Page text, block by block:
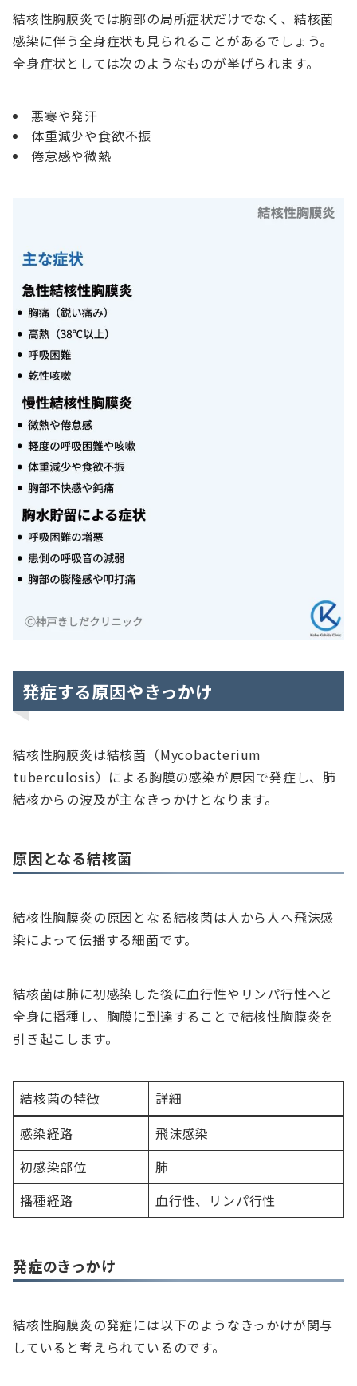
結核性胸膜炎では胸部の局所症状だけでなく、結核菌
感染に伴う全身症状も見られることがあるでしょう。
全身症状としては次のようなものが挙げられます。
悪寒や発汗
体重減少や食欲不振
倦怠感や微熱
発症する原因やきっかけ
結核性胸膜炎は結核菌（Mycobacterium
tuberculosis）による胸膜の感染が原因で発症し、肺
結核からの波及が主なきっかけとなります。
原因となる結核菌
結核性胸膜炎の原因となる結核菌は人から人へ飛沫感
染によって伝播する細菌です。
結核菌は肺に初感染した後に血行性やリンパ行性へと
全身に播種し、胸膜に到達することで結核性胸膜炎を
引き起こします。
結核菌の特徴
詳細
感染経路
飛沫感染
初感染部位
肺
播種経路
血行性、リンパ行性
発症のきっかけ
結核性胸膜炎の発症には以下のようなきっかけが関与
していると考えられているのです。